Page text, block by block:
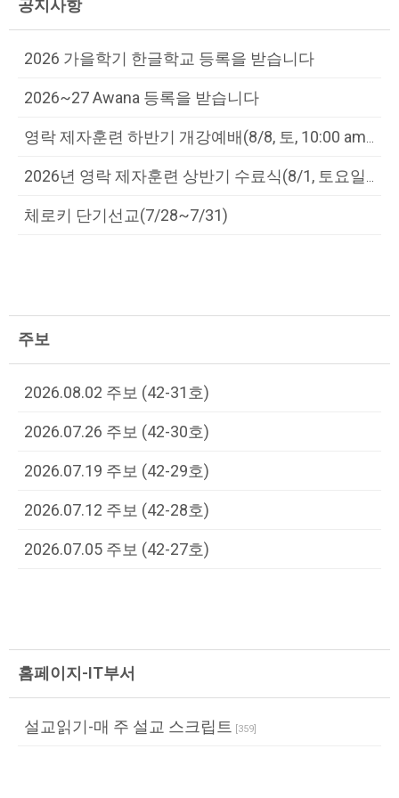
공지사항
2026 가을학기 한글학교 등록을 받습니다
2026~27 Awana 등록을 받습니다
영락 제자훈련 하반기 개강예배(8/8, 토, 10:00 am, 고등부실/...
2026년 영락 제자훈련 상반기 수료식(8/1, 토요일, 5:30pm, ...
체로키 단기선교(7/28~7/31)
주보
2026.08.02 주보 (42-31호)
2026.07.26 주보 (42-30호)
2026.07.19 주보 (42-29호)
2026.07.12 주보 (42-28호)
2026.07.05 주보 (42-27호)
홈페이지-IT부서
설교읽기-매 주 설교 스크립트 [359]